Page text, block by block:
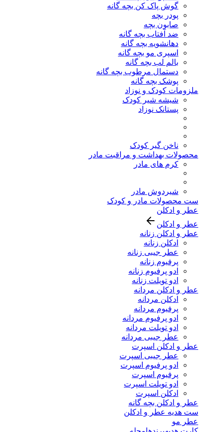
گوش پاک کن بچه گانه
پودر بچه
صابون بچه
ضد آفتاب بچه گانه
دهانشویه بچه گانه
اسپری مو بچه گانه
بالم لب بچه گانه
دستمال مرطوب بچه گانه
پوشک بچه گانه
ملزومات کودک و نوزاد
شیشه شیر کودک
پستانک نوزاد
ناخن گیر کودک
محصولات بهداشت و مراقبت مادر
کرم های مادر
شیردوش مادر
ست محصولات مادر و کودک
عطر و ادکلن
عطر و ادکلن
عطر و ادکلن زنانه
ادکلن زنانه
عطر جیبی زنانه
پرفیوم زنانه
ادو پرفیوم زنانه
ادو تویلت زنانه
عطر و ادکلن مردانه
ادکلن مردانه
پرفیوم مردانه
ادو پرفیوم مردانه
ادو تویلت مردانه
عطر جیبی مردانه
عطر و ادکلن اسپرت
عطر جیبی اسپرت
ادو پرفیوم اسپرت
پرفیوم اسپرت
ادو تویلت اسپرت
ادکلن اسپرت
عطر و ادکلن بچه گانه
ست هدیه عطر و ادکلن
عطر مو